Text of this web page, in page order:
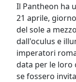
Il Pantheon ha
21 aprile,
del sole a
dall'oculus e
imperatori
data per le
se fossero